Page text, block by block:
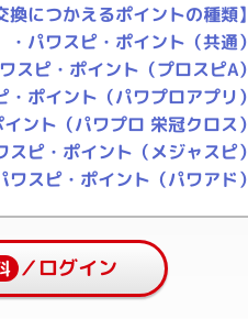
換につかえるポイントの種類】
・パワスピ・ポイント（共通）
スピ・ポイント（プロスピA）
・ポイント（パワプロアプリ）
ント（パワプロ 栄冠クロス）
スピ・ポイント（メジャスピ）
ワスピ・ポイント（パワアド）
／ログイン